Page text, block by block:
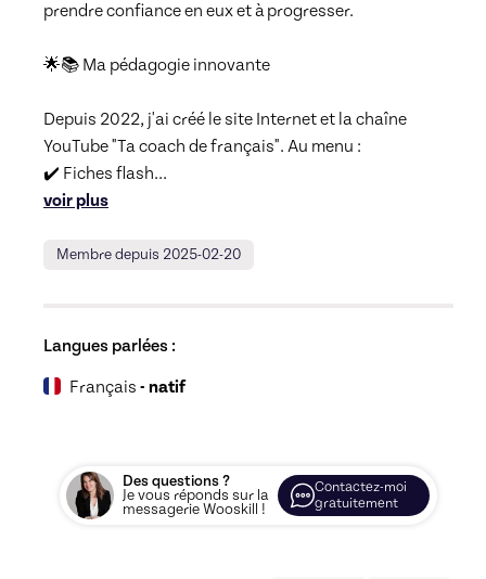
prendre confiance en eux et à progresser.
🌟📚 Ma pédagogie innovante
Depuis 2022, j'ai créé le site Internet et la chaîne
YouTube "Ta coach de français". Au menu :
✔️ Fiches flash...
voir plus
Membre depuis 2025-02-20
Langues parlées :
Français - natif
Des questions ?
Je vous réponds sur la
messagerie Wooskill !
Contactez-moi
gratuitement